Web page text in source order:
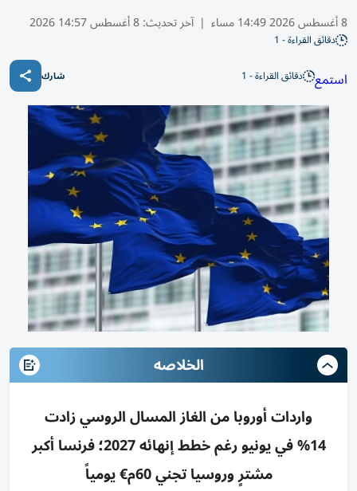
8 أغسطس 2026 14:49 مساء | آخر تحديث:8 أغسطس 14:57 2026
دقائق القراءة - 1
استمع دقائق القراءة - 1 شارك
الخلاصه
واردات أوروبا من الغاز المسال الروسي زادت
14% في يونيو رغم خطط إنهائه 2027؛ فرنسا أكبر
مشترٍ وروسيا تجني 60م€ يومياً